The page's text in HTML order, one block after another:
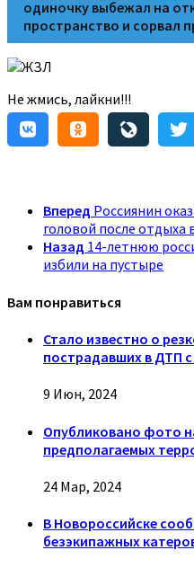
одиночку выбежал на
пространство и сорвал
ЖЗЛ
Не жмись, лайкни!!!
Вперед Россиянин
головой после отдыха
Назад 14-летнюю
избили на пустыре
Вам понравиться
Стало известно о
пострадавших в ДТП
9 Июн, 2024
Опубликовано фото
предполагаемых
24 Мар, 2024
В Новороссийске
безэкипажных